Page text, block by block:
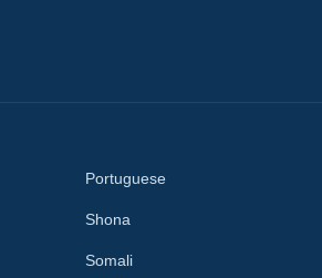
Portuguese
Shona
Somali